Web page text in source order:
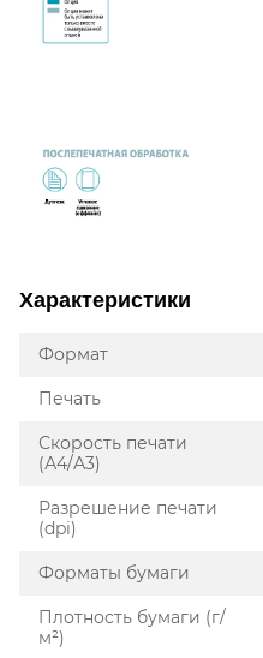
Характеристики
Формат
Печать
Скорость печати
(А4/А3)
Разрешение печати
(dpi)
Форматы бумаги
Плотность бумаги (г/
м²)